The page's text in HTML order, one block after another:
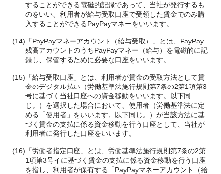
することができる電磁的記録であって、当社が発行するも
のをいい、利用者が給与受取口座で受領した賃金でのみ購
入することができるPayPayマネーをいいます。
(14) 「PayPayマネーアカウント（給与受取）」とは、PayPay
残高アカウントのうちPayPayマネー（給与）を電磁的に記
録し、保管するために必要な口座をいいます。
(15) 「給与受取口座」とは、利用者が賃金の受取方法として賃
金のデジタル払い（労働基準法施行規則第7条の2第1項第3
号に基づく当社口座への資金移動をいいます。以下同
じ。）を選択した場合において、使用者（労働基準法に定
める「使用者」をいいます。以下同じ。）が当該方法に基
づく賃金の支払に係る資金移動を行う口座として、当社が
利用者に発行した口座をいいます。
(16) 「労働者指定口座」とは、労働基準法施行規則第7条の2第
1項第3号イに基づく賃金の支払に係る資金移動を行う口座
を指し、利用者が保有する「PayPayマネーアカウント（給